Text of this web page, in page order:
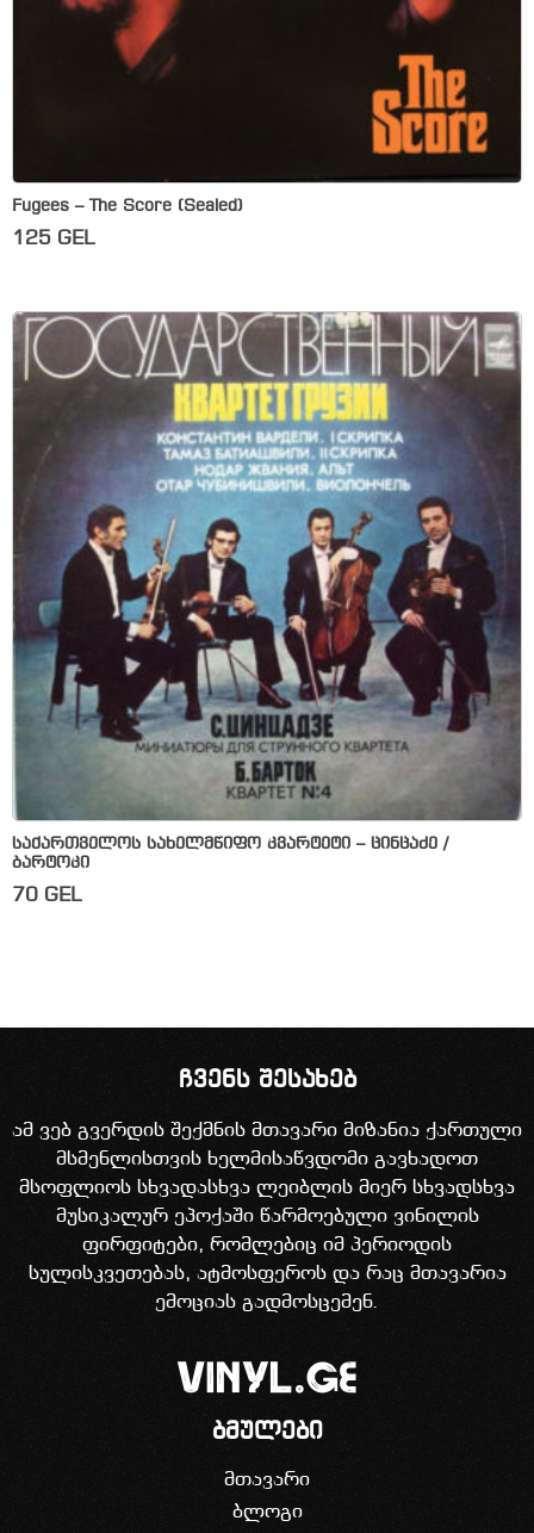
Fugees – The Score (Sealed)
125 GEL
საქართველოს სახელმწიფო კვარტეტი – ცინცაძე /
ბარტოკი
70 GEL
ჩვენს შესახებ
ამ ვებ გვერდის შექმნის მთავარი მიზანია ქართული
მსმენლისთვის ხელმისაწვდომი გავხადოთ
მსოფლიოს სხვადასხვა ლეიბლის მიერ სხვადსხვა
მუსიკალურ ეპოქაში წარმოებული ვინილის
ფირფიტები, რომლებიც იმ პერიოდის
სულისკვეთებას, ატმოსფეროს და რაც მთავარია
ემოციას გადმოსცემენ.
ბმულები
მთავარი
ბლოგი